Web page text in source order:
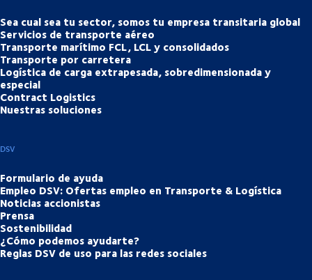
Sea cual sea tu sector, somos tu empresa transitaria global
Servicios de transporte aéreo
Transporte marítimo FCL, LCL y consolidados
Transporte por carretera
Logística de carga extrapesada, sobredimensionada y
especial
Contract Logistics
Nuestras soluciones
DSV
Formulario de ayuda
Empleo DSV: Ofertas empleo en Transporte & Logística
Noticias accionistas
Prensa
Sostenibilidad
¿Cómo podemos ayudarte?
Reglas DSV de uso para las redes sociales